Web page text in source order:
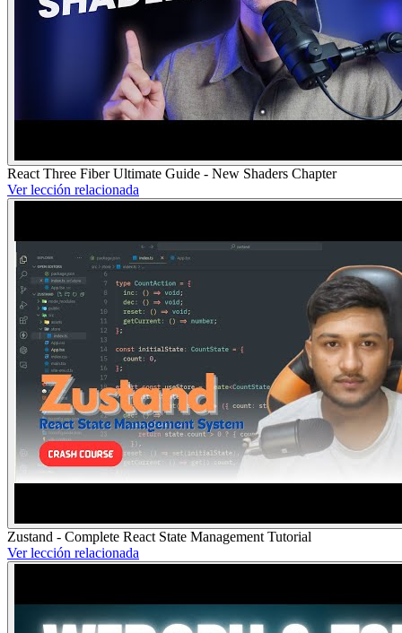
React Three Fiber Ultimate Guide - New Shaders Chapter
Ver lección relacionada
Zustand - Complete React State Management Tutorial
Ver lección relacionada